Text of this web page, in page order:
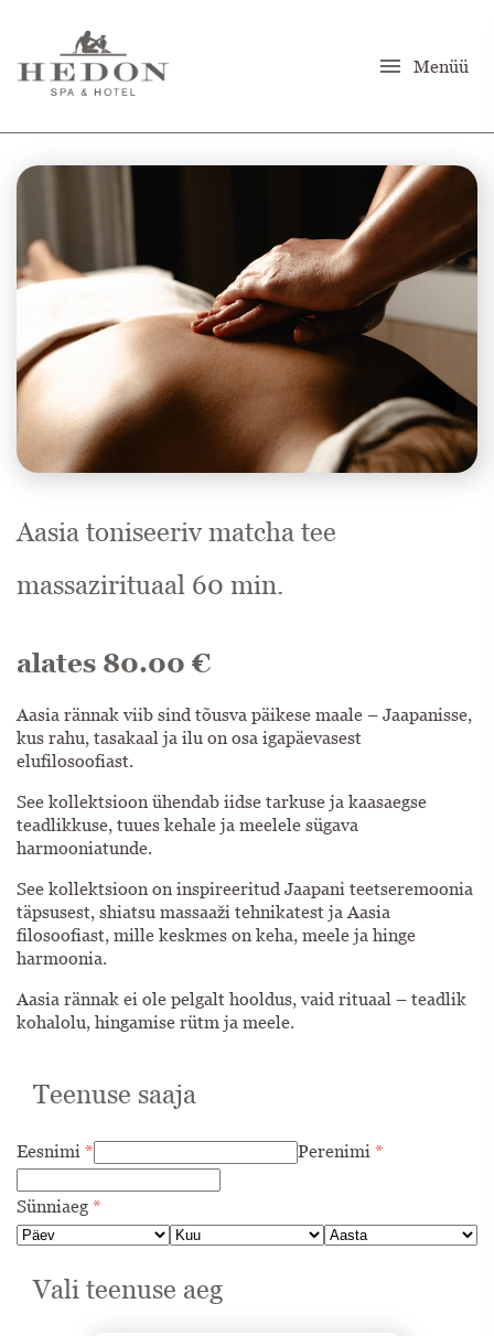
menu Menüü
Aasia toniseeriv matcha tee
massazirituaal 60 min.
alates 80.00 €
Aasia rännak viib sind tõusva päikese maale – Jaapanisse,
kus rahu, tasakaal ja ilu on osa igapäevasest
elufilosoofiast.
See kollektsioon ühendab iidse tarkuse ja kaasaegse
teadlikkuse, tuues kehale ja meelele sügava
harmooniatunde.
See kollektsioon on inspireeritud Jaapani teetseremoonia
täpsusest, shiatsu massaaži tehnikatest ja Aasia
filosoofiast, mille keskmes on keha, meele ja hinge
harmoonia.
Aasia rännak ei ole pelgalt hooldus, vaid rituaal – teadlik
kohalolu, hingamise rütm ja meele.
Teenuse saaja
Eesnimi * Perenimi *
Sünniaeg *
Vali teenuse aeg